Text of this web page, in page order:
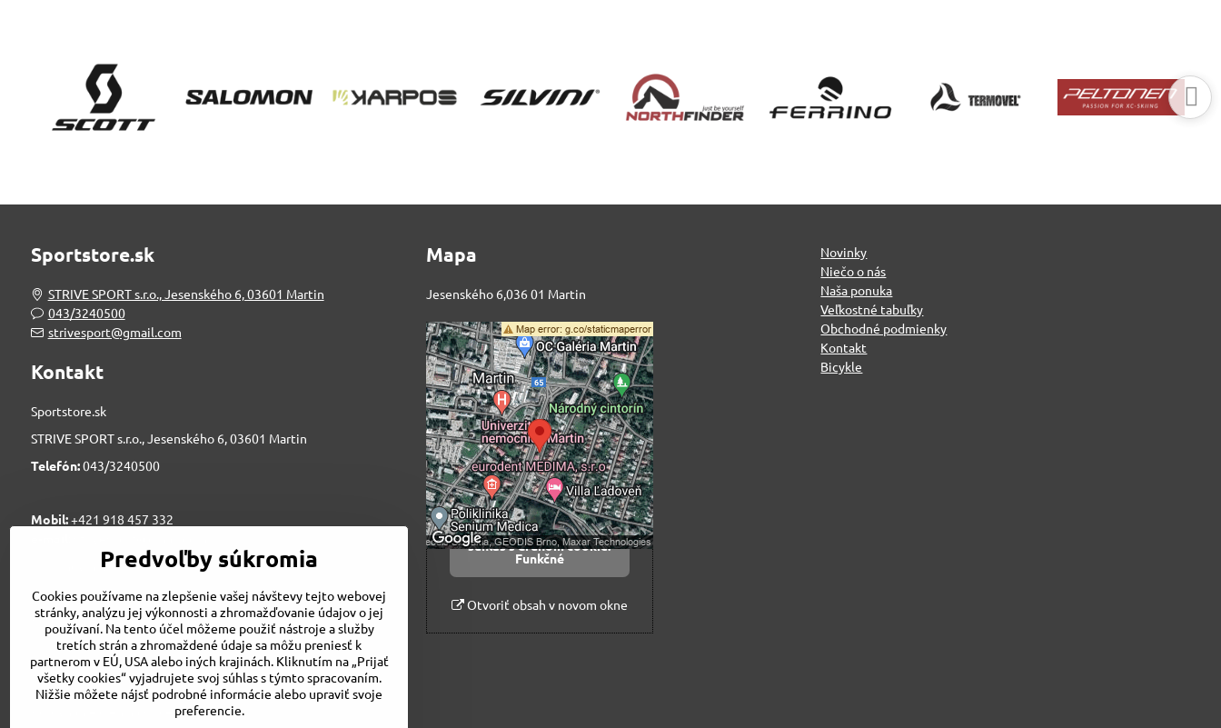
Sportstore.sk
STRIVE SPORT s.r.o., Jesenského 6, 03601 Martin
043/3240500
strivesport@gmail.com
Kontakt
Sportstore.sk
STRIVE SPORT s.r.o., Jesenského 6, 03601 Martin
Telefón:043/3240500
Mobil:+421 918 457 332
novinky@sportstore.sk
Porovnanie cien na Pricemania.sk
Porovnanie cien na Pricemania.sk
Mapa
Jesenského 6,036 01 Martin
Externý obsah je
blokovaný Voľbami
súkromia
Prajete si načítať externý obsah?
Povoliť tentokrát
Povoliť a zapamätať -
súhlas s druhom cookie:
Funkčné
Otvoriť obsah v novom okne
Novinky
Niečo o nás
Naša ponuka
Veľkostné tabuľky
Obchodné podmienky
Kontakt
Bicykle
Predvoľby súkromia
Cookies používame na zlepšenie vašej návštevy tejto webovej
stránky, analýzu jej výkonnosti a zhromažďovanie údajov o jej
používaní. Na tento účel môžeme použiť nástroje a služby
tretích strán a zhromaždené údaje sa môžu preniesť k
partnerom v EÚ, USA alebo iných krajinách. Kliknutím na „Prijať
všetky cookies“ vyjadrujete svoj súhlas s týmto spracovaním.
Nižšie môžete nájsť podrobné informácie alebo upraviť svoje
preferencie.